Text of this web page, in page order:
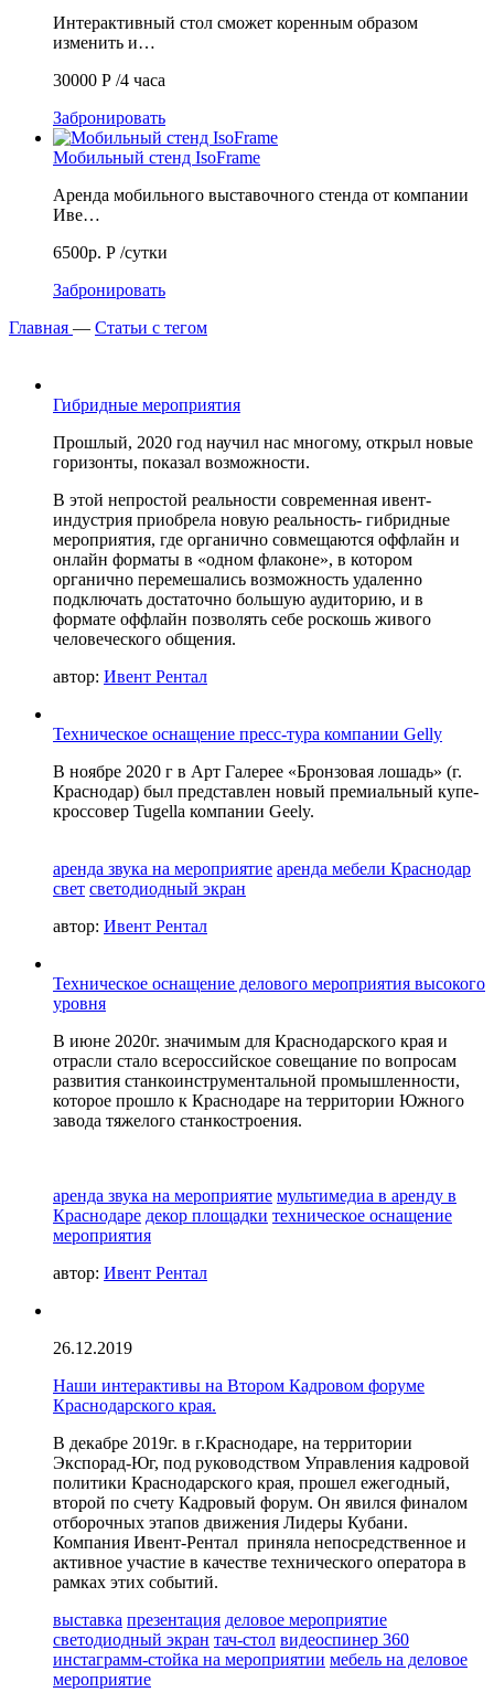
Интерактивный стол сможет коренным образом
изменить и…
30000 Р /4 часа
Забронировать
Мобильный стенд IsoFrame
Аренда мобильного выставочного стенда от компании
Иве…
6500р. Р /сутки
Забронировать
Главная — Статьи с тегом
Гибридные мероприятия
Прошлый, 2020 год научил нас многому, открыл новые
горизонты, показал возможности.
В этой непростой реальности современная ивент-
индустрия приобрела новую реальность- гибридные
мероприятия, где органично совмещаются оффлайн и
онлайн форматы в «одном флаконе», в котором
органично перемешались возможность удаленно
подключать достаточно большую аудиторию, и в
формате оффлайн позволять себе роскошь живого
человеческого общения.
автор: Ивент Рентал
Техническое оснащение пресс-тура компании Gelly
В ноябре 2020 г в Арт Галерее «Бронзовая лошадь» (г.
Краснодар) был представлен новый премиальный купе-
кроссовер Tugella компании Geely.
аренда звука на мероприятие аренда мебели Краснодар
свет светодиодный экран
автор: Ивент Рентал
Техническое оснащение делового мероприятия высокого
уровня
В июне 2020г. значимым для Краснодарского края и
отрасли стало всероссийское совещание по вопросам
развития станкоинструментальной промышленности,
которое прошло к Краснодаре на территории Южного
завода тяжелого станкостроения.
аренда звука на мероприятие мультимедиа в аренду в
Краснодаре декор площадки техническое оснащение
мероприятия
автор: Ивент Рентал
26.12.2019
Наши интерактивы на Втором Кадровом форуме
Краснодарского края.
В декабре 2019г. в г.Краснодаре, на территории
Экспорад-Юг, под руководством Управления кадровой
политики Краснодарского края, прошел ежегодный,
второй по счету Кадровый форум. Он явился финалом
отборочных этапов движения Лидеры Кубани.
Компания Ивент-Рентал приняла непосредственное и
активное участие в качестве технического оператора в
рамках этих событий.
выставка презентация деловое мероприятие
светодиодный экран тач-стол видеоспинер 360
инстаграмм-стойка на мероприятии мебель на деловое
мероприятие